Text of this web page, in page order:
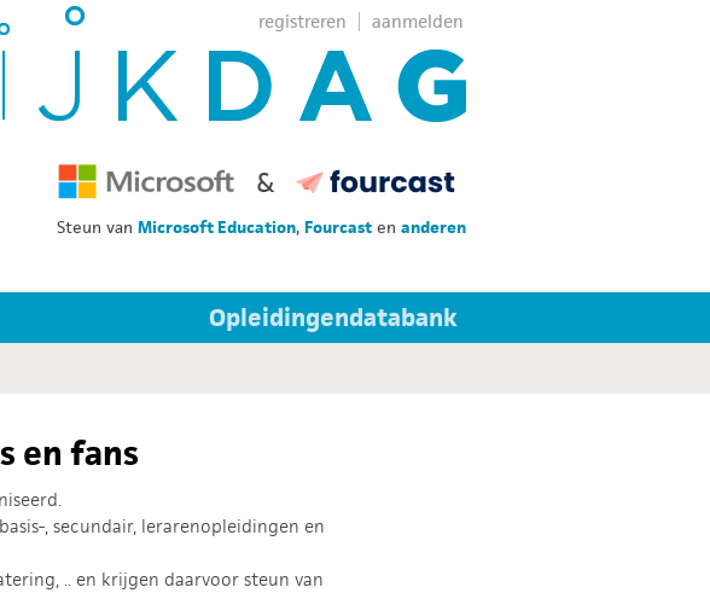
aanmelden
registreren
&
Steun van Microsoft Education, Fourcast en anderen
Opleidingendatabank
en fans
, secundair, lerarenopleidingen en
.. en krijgen daarvoor steun van